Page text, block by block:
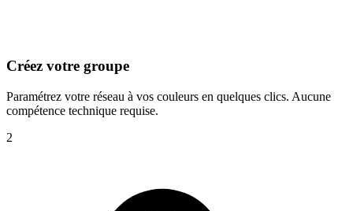
Créez votre groupe
Paramétrez votre réseau à vos couleurs en quelques clics. Aucune
compétence technique requise.
2